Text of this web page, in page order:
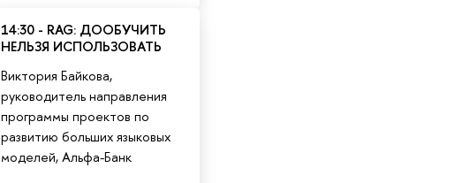
14:30 - RAG: ДООБУЧИТЬ
НЕЛЬЗЯ ИСПОЛЬЗОВАТЬ
Виктория Байкова,
руководитель направления
программы проектов по
развитию больших языковых
моделей, Альфа-Банк